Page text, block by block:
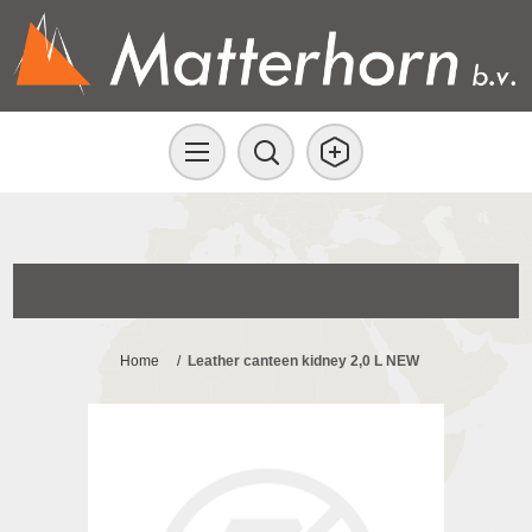
Home / Leather canteen kidney 2,0 L NEW